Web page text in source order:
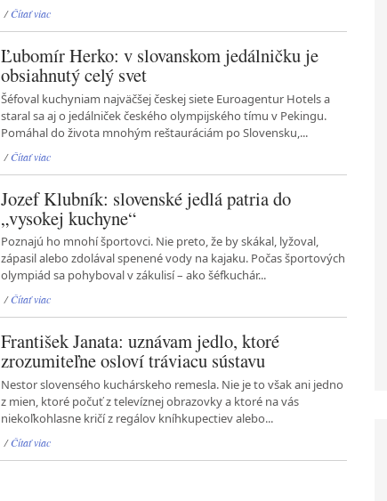
/Čítať viac
Ľubomír Herko: v slovanskom jedálničku je
obsiahnutý celý svet
Šéfoval kuchyniam najväčšej českej siete Euroagentur Hotels a
staral sa aj o jedálniček českého olympijského tímu v Pekingu.
Pomáhal do života mnohým reštauráciám po Slovensku,...
/Čítať viac
Jozef Klubník: slovenské jedlá patria do
„vysokej kuchyne“
Poznajú ho mnohí športovci. Nie preto, že by skákal, lyžoval,
zápasil alebo zdolával spenené vody na kajaku. Počas športových
olympiád sa pohyboval v zákulisí – ako šéfkuchár...
/Čítať viac
František Janata: uznávam jedlo, ktoré
zrozumiteľne osloví tráviacu sústavu
Nestor slovensého kuchárskeho remesla. Nie je to však ani jedno
z mien, ktoré počuť z televíznej obrazovky a ktoré na vás
niekoľkohlasne kričí z regálov kníhkupectiev alebo...
/Čítať viac